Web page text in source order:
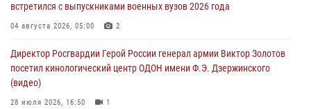
Лучшие футбольные команды Южного округа Росгвардии
определили на Кубани
встретился с выпускниками военных вузов 2026 года
04 августа 2026, 05:00 2
Директор Росгвардии Герой России генерал армии Виктор Золотов
посетил кинологический центр ОДОН имени Ф.Э. Дзержинского
(видео)
28 июля 2026, 16:50 1